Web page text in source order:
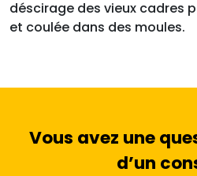
déscirage des vieux cadres
et coulée dans des moules.
Vous avez une
d’un